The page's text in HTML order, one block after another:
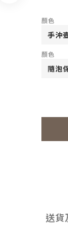
顏色
顏色
送貨